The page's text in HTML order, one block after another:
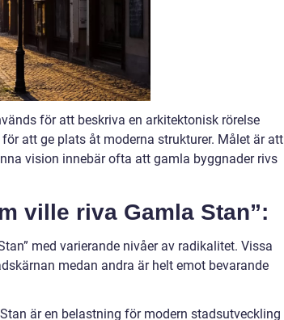
för att beskriva en arkitektonisk rörelse
att ge plats åt moderna strukturer. Målet är att
vision innebär ofta att gamla byggnader rivs
ville riva Gamla Stan”:
med varierande nivåer av radikalitet. Vissa
medan andra är helt emot bevarande
är en belastning för modern stadsutveckling